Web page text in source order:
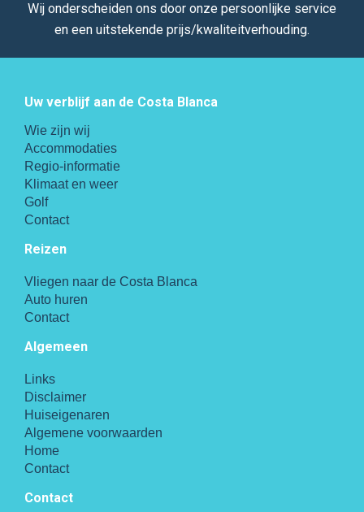
Wij onderscheiden ons door onze persoonlijke service
en een uitstekende prijs/kwaliteitverhouding.
Uw verblijf aan de Costa Blanca
Wie zijn wij
Accommodaties
Regio-informatie
Klimaat en weer
Golf
Contact
Reizen
Vliegen naar de Costa Blanca
Auto huren
Contact
Algemeen
Links
Disclaimer
Huiseigenaren
Algemene voorwaarden
Home
Contact
Contact